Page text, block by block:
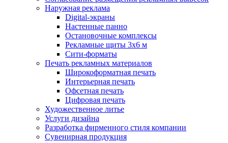
Наружная реклама
Digital-экраны
Настенные панно
Остановочные комплексы
Рекламные щиты 3х6 м
Сити-форматы
Печать рекламных материалов
Широкоформатная печать
Интерьерная печать
Офсетная печать
Цифровая печать
Художественное литье
Услуги дизайна
Разработка фирменного стиля компании
Сувенирная продукция